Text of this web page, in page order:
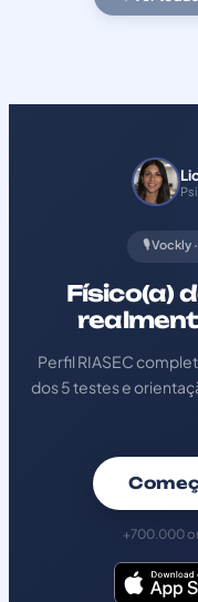
🎙️ Vockly
Físico(a)
Perfil RIASEC
dos 5 testes e
+700.000